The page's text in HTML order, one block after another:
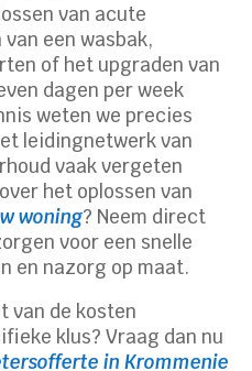
van acute
een wasbak,
of het upgraden van
dagen per week
weten we precies
leidingnetwerk van
vaak vergeten
het oplossen van
woning? Neem direct
voor een snelle
en nazorg op maat.
van de kosten
klus? Vraag dan nu
in Krommenie